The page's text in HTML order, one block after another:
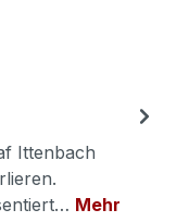
Ittenbach
Mehr